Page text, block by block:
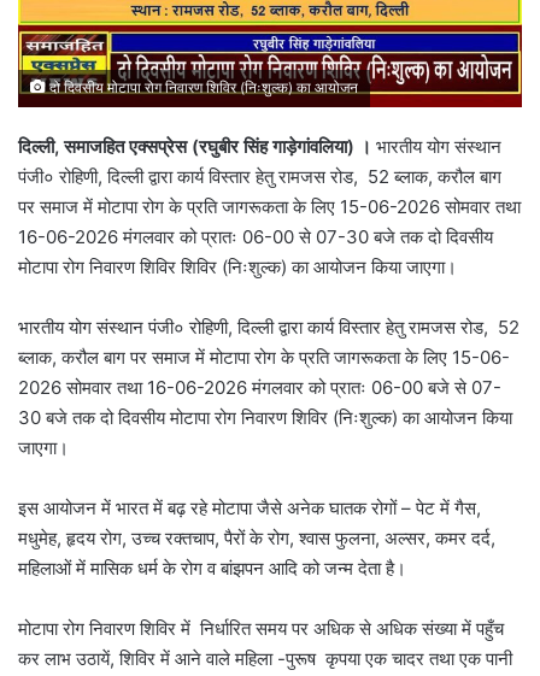
दो दिवसीय मोटापा रोग निवारण शिविर (निःशुल्क) का आयोजन
दिल्ली, समाजहित एक्सप्रेस (रघुबीर सिंह गाड़ेगांवलिया) । भारतीय योग संस्थान
पंजी० रोहिणी, दिल्ली द्वारा कार्य विस्तार हेतु रामजस रोड, 52 ब्लाक, करौल बाग
पर समाज में मोटापा रोग के प्रति जागरूकता के लिए 15-06-2026 सोमवार तथा
16-06-2026 मंगलवार को प्रातः 06-00 से 07-30 बजे तक दो दिवसीय
मोटापा रोग निवारण शिविर शिविर (निःशुल्क) का आयोजन किया जाएगा।
भारतीय योग संस्थान पंजी० रोहिणी, दिल्ली द्वारा कार्य विस्तार हेतु रामजस रोड, 52
ब्लाक, करौल बाग पर समाज में मोटापा रोग के प्रति जागरूकता के लिए 15-06-
2026 सोमवार तथा 16-06-2026 मंगलवार को प्रातः 06-00 बजे से 07-
30 बजे तक दो दिवसीय मोटापा रोग निवारण शिविर (निःशुल्क) का आयोजन किया
जाएगा।
इस आयोजन में भारत में बढ़ रहे मोटापा जैसे अनेक घातक रोगों – पेट में गैस,
मधुमेह, हृदय रोग, उच्च रक्तचाप, पैरों के रोग, श्वास फुलना, अल्सर, कमर दर्द,
महिलाओं में मासिक धर्म के रोग व बांझपन आदि को जन्म देता है।
मोटापा रोग निवारण शिविर में निर्धारित समय पर अधिक से अधिक संख्या में पहुँच
कर लाभ उठायें, शिविर में आने वाले महिला -पुरूष कृपया एक चादर तथा एक पानी